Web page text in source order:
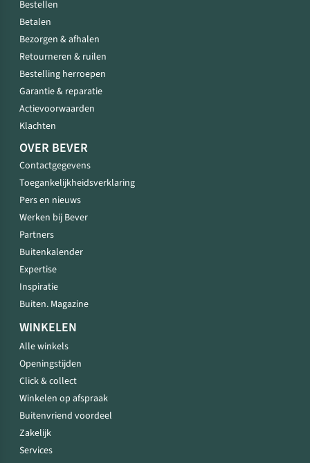
Bestellen
Betalen
Bezorgen & afhalen
Retourneren & ruilen
Bestelling herroepen
Garantie & reparatie
Actievoorwaarden
Klachten
OVER BEVER
Contactgegevens
Toegankelijkheidsverklaring
Pers en nieuws
Werken bij Bever
Partners
Buitenkalender
Expertise
Inspiratie
Buiten. Magazine
WINKELEN
Alle winkels
Openingstijden
Click & collect
Winkelen op afspraak
Buitenvriend voordeel
Zakelijk
Services